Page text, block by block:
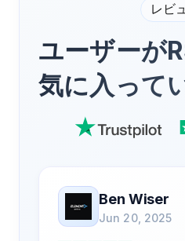
レビ
ユーザーが
気に入って
Ben Wiser
Jun 20, 2025